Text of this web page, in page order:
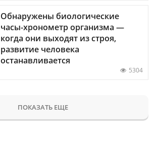
Обнаружены биологические
часы-хронометр организма —
когда они выходят из строя,
развитие человека
останавливается
5304
ПОКАЗАТЬ ЕЩЕ